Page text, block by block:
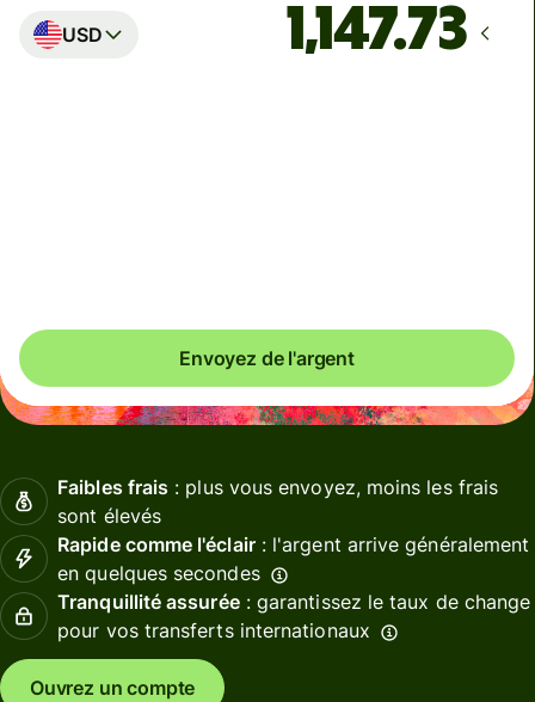
USD
Envoyez de l'argent
Faibles frais : plus vous envoyez, moins les frais
sont élevés
Rapide comme l'éclair: l'argent arrive généralement
en quelques secondes
Tranquillité assurée: garantissez le taux de change
pour vos transferts internationaux
Ouvrez un compte